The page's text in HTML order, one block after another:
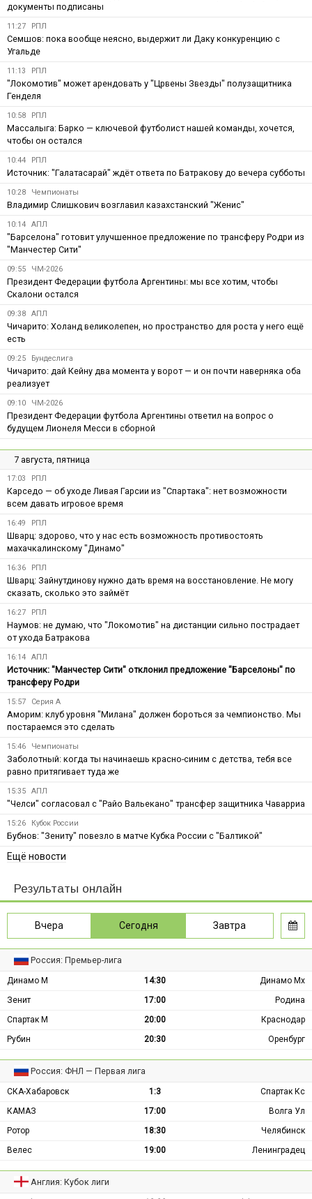
документы подписаны
11:27 РПЛ
Семшов: пока вообще неясно, выдержит ли Даку конкуренцию с
Угальде
11:13 РПЛ
"Локомотив" может арендовать у "Црвены Звезды" полузащитника
Генделя
10:58 РПЛ
Массалыга: Барко — ключевой футболист нашей команды, хочется,
чтобы он остался
10:44 РПЛ
Источник: "Галатасарай" ждёт ответа по Батракову до вечера субботы
10:28 Чемпионаты
Владимир Слишкович возглавил казахстанский "Женис"
10:14 АПЛ
"Барселона" готовит улучшенное предложение по трансферу Родри из
"Манчестер Сити"
09:55 ЧМ-2026
Президент Федерации футбола Аргентины: мы все хотим, чтобы
Скалони остался
09:38 АПЛ
Чичарито: Холанд великолепен, но пространство для роста у него ещё
есть
09:25 Бундеслига
Чичарито: дай Кейну два момента у ворот — и он почти наверняка оба
реализует
09:10 ЧМ-2026
Президент Федерации футбола Аргентины ответил на вопрос о
будущем Лионеля Месси в сборной
7 августа, пятница
17:03 РПЛ
Карседо — об уходе Ливая Гарсии из "Спартака": нет возможности
всем давать игровое время
16:49 РПЛ
Шварц: здорово, что у нас есть возможность противостоять
махачкалинскому "Динамо"
16:36 РПЛ
Шварц: Зайнутдинову нужно дать время на восстановление. Не могу
сказать, сколько это займёт
16:27 РПЛ
Наумов: не думаю, что "Локомотив" на дистанции сильно пострадает
от ухода Батракова
16:14 АПЛ
Источник: "Манчестер Сити" отклонил предложение "Барселоны" по
трансферу Родри
15:57 Серия А
Аморим: клуб уровня "Милана" должен бороться за чемпионство. Мы
постараемся это сделать
15:46 Чемпионаты
Заболотный: когда ты начинаешь красно-синим с детства, тебя все
равно притягивает туда же
15:35 АПЛ
"Челси" согласовал с "Райо Вальекано" трансфер защитника Чаварриа
15:26 Кубок России
Бубнов: "Зениту" повезло в матче Кубка России с "Балтикой"
Ещё новости
Результаты онлайн
Вчера Сегодня Завтра
Россия: Премьер-лига
Динамо М 14:30
Динамо Мх
Зенит
17:00
Родина
Спартак М
20:00
Краснодар
Рубин
20:30 Оренбург
Россия: ФНЛ — Первая лига
СКА-Хабаровск 1:3
Спартак Кс
КАМАЗ
17:00
Волга Ул
Ротор
18:30
Челябинск
Велес
19:00 Ленинградец
Англия: Кубок лиги